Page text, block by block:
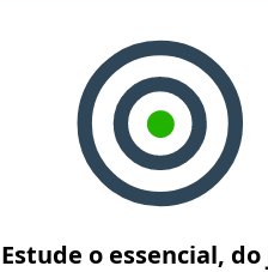
Estude o essencial,